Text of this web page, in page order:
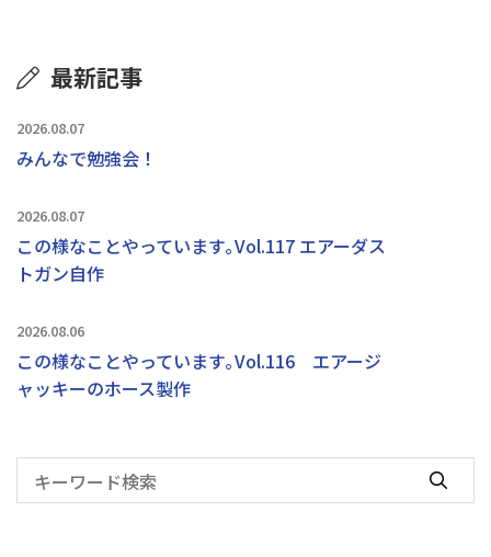
最新記事
2026.08.07
みんなで勉強会！
2026.08.07
この様なことやっています｡Vol.117 エアーダス
トガン自作
2026.08.06
この様なことやっています｡Vol.116 エアージ
ャッキーのホース製作